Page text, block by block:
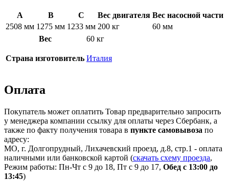
A B C Вес двигателя Вес насосной части
2508 мм 1275 мм 1233 мм 200 кг
60 мм
Вес
60 кг
Страна изготовитель Италия
Оплата
Покупатель может оплатить Товар предварительно запросить
у менеджера компании ссылку для оплаты через Сбербанк, а
также по факту получения товара в пункте самовывоза по
адресу:
МО, г. Долгопрудный, Лихачевский проезд, д.8, стр.1 - оплата
наличными или банковской картой (скачать схему проезда,
Режим работы: Пн-Чт с 9 до 18, Пт с 9 до 17, Обед с 13:00 до
13:45)